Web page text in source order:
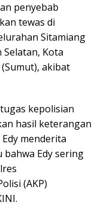
penyebab
tewas di
Sitamiang
Kota
akibat
kepolisian
hasil keterangan
menderita
bahwa Edy sering
(AKP)